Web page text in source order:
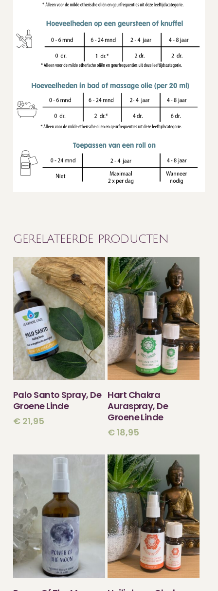
GERELATEERDE PRODUCTEN
TOEVOEGEN
AAN WINKELWAGEN
Palo Santo Spray, De
Groene Linde
€21,95
TOEVOEGEN
AAN WINKELWAGEN
Hart Chakra
Auraspray, De
Groene Linde
€18,95
TOEVOEGEN TOEVOEGEN